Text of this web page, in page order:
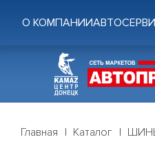
О КОМПАНИИ
Главная Каталог